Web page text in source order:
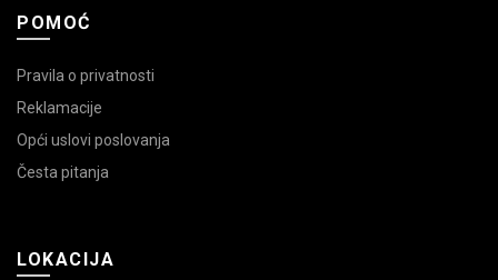
POMOĆ
Pravila o privatnosti
Reklamacije
Opći uslovi poslovanja
Česta pitanja
LOKACIJA